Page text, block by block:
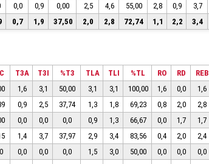
0,0 0,9 0,00 2,5 4,6 55,00 2,8 0,9 3,7
0,7 1,9 37,50 2,0 2,8 72,74 1,1 2,2 3,4
T3A T3I %T3 TLA TLI %TL RO RD REB
1,6 3,1 50,00 3,1 3,1 100,00 1,6 0,0 1,6
0,9 2,5 37,74 1,3 1,8 69,23 0,8 2,0 2,8
0,0 0,0 0,0 0,9 1,3 66,67 0,0 1,7 1,7
1,4 3,7 37,97 2,9 3,4 83,56 0,4 2,0 2,4
0,0 0,0 0,0 1,5 3,0 50,00 0,0 0,0 0,0